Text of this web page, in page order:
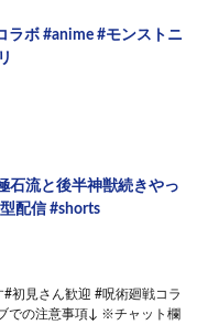
ラボ #anime #モンストニ
石流と後半神獣続きやっ
配信 #shorts
初見さん歓迎 #呪術廻戦コラ
での注意事項↓ ※チャット欄